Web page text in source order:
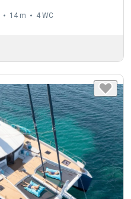
14 m 4 WC